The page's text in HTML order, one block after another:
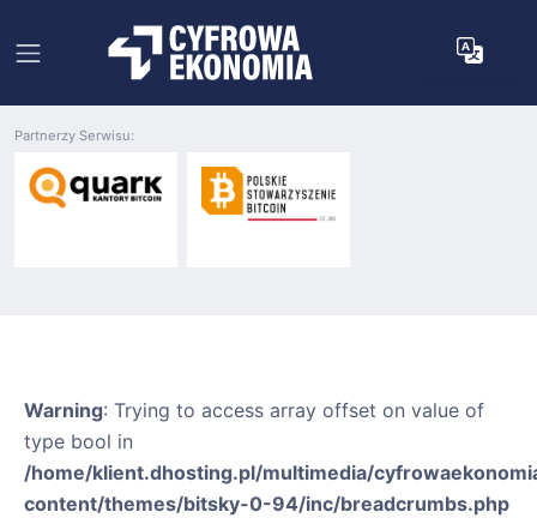
Partnerzy Serwisu:
Warning: Trying to access array offset on value of
type bool in
/home/klient.dhosting.pl/multimedia/
content/themes/bitsky-0-94/inc/breadcrumbs.php